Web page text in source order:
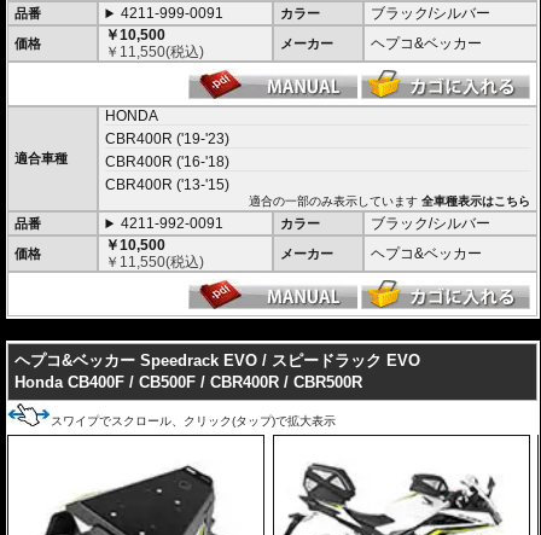
品番 4211-999-0091 カラー ブラック/シルバー
価格
￥10,500
￥ 11,550(税込) メーカー ヘプコ&ベッカー
適合車種
HONDA
CBR400R ('19-'23)
CBR400R ('16-'18)
CBR400R ('13-'15)
適合の一部のみ表示しています全車種表示はこちら
品番 4211-992-0091 カラー ブラック/シルバー
価格
￥10,500
￥ 11,550(税込) メーカー ヘプコ&ベッカー
ヘプコ&ベッカー Speedrack EVO / スピードラック EVO
Honda CB400F / CB500F / CBR400R / CBR500R
スワイプでスクロール、クリック(タップ)で拡大表示